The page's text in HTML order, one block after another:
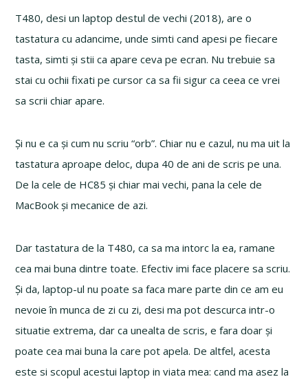
T480, desi un laptop destul de vechi (2018), are o
tastatura cu adancime, unde simti cand apesi pe fiecare
tasta, simti și stii ca apare ceva pe ecran. Nu trebuie sa
stai cu ochii fixati pe cursor ca sa fii sigur ca ceea ce vrei
sa scrii chiar apare.
Și nu e ca și cum nu scriu “orb”. Chiar nu e cazul, nu ma uit la
tastatura aproape deloc, dupa 40 de ani de scris pe una.
De la cele de HC85 și chiar mai vechi, pana la cele de
MacBook și mecanice de azi.
Dar tastatura de la T480, ca sa ma intorc la ea, ramane
cea mai buna dintre toate. Efectiv imi face placere sa scriu.
Și da, laptop-ul nu poate sa faca mare parte din ce am eu
nevoie în munca de zi cu zi, desi ma pot descurca intr-o
situatie extrema, dar ca unealta de scris, e fara doar și
poate cea mai buna la care pot apela. De altfel, acesta
este si scopul acestui laptop in viata mea: cand ma asez la